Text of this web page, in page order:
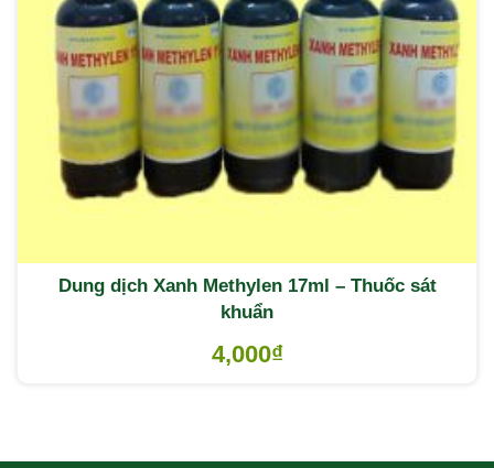
Dung dịch Xanh Methylen 17ml – Thuốc sát
khuẩn
4,000₫